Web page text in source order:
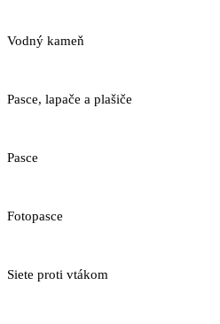
Vodný kameň
Pasce, lapače a plašiče
Pasce
Fotopasce
Siete proti vtákom